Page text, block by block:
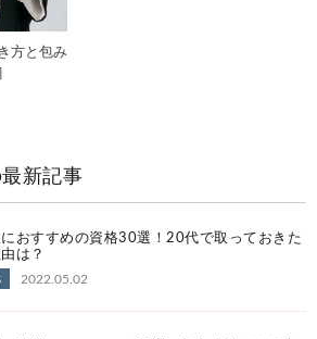
方と包み
新記事
おすすめの資格30選！20代で取っておきた
は？
2022.05.02